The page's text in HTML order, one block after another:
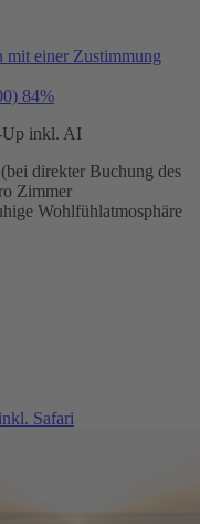
mit einer Zustimmung
84%
Up inkl. AI
direkter Buchung des
Zimmer
Wohlfühlatmosphäre
Safari